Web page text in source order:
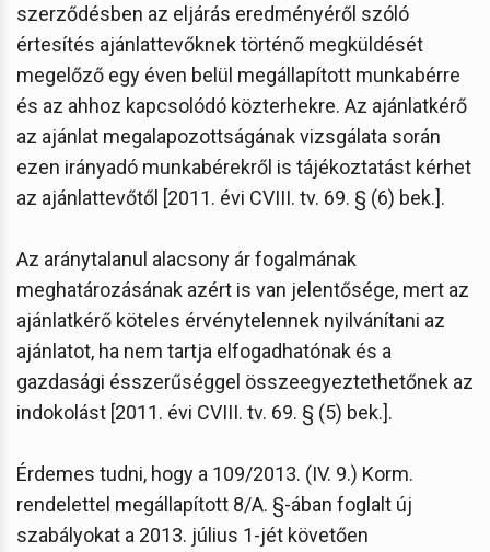
szerződésben az eljárás eredményéről szóló
értesítés ajánlattevőknek történő megküldését
megelőző egy éven belül megállapított munkabérre
és az ahhoz kapcsolódó közterhekre. Az ajánlatkérő
az ajánlat megalapozottságának vizsgálata során
ezen irányadó munkabérekről is tájékoztatást kérhet
az ajánlattevőtől [2011. évi CVIII. tv. 69. § (6) bek.].
Az aránytalanul alacsony ár fogalmának
meghatározásának azért is van jelentősége, mert az
ajánlatkérő köteles érvénytelennek nyilvánítani az
ajánlatot, ha nem tartja elfogadhatónak és a
gazdasági ésszerűséggel összeegyeztethetőnek az
indokolást [2011. évi CVIII. tv. 69. § (5) bek.].
Érdemes tudni, hogy a 109/2013. (IV. 9.) Korm.
rendelettel megállapított 8/A. §-ában foglalt új
szabályokat a 2013. július 1-jét követően